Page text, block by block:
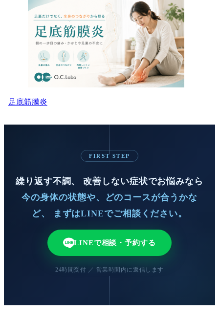
足底筋膜炎
FIRST STEP
繰り返す不調、 改善しない症状でお悩みなら
今の身体の状態や、どのコースが合うかな
ど、 まずはLINEでご相談ください。
LINEで相談・予約する
24時間受付 ／ 営業時間内に返信します